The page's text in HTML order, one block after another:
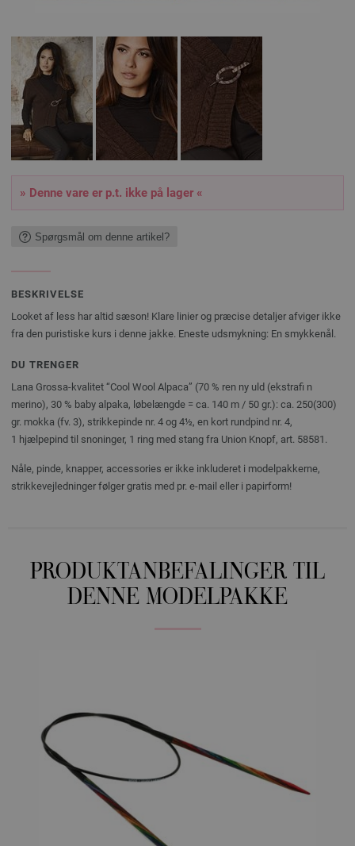
» Denne vare er p.t. ikke på lager «
Spørgsmål om denne artikel?
BESKRIVELSE
Looket af less har altid sæson! Klare linier og præcise detaljer afviger ikke
fra den puristiske kurs i denne jakke. Eneste udsmykning: En smykkenål.
DU TRENGER
Lana Grossa-kvalitet “Cool Wool Alpaca” (70 % ren ny uld (ekstrafi n
merino), 30 % baby alpaka, løbelængde = ca. 140 m / 50 gr.): ca. 250(300)
gr. mokka (fv. 3), strikkepinde nr. 4 og 4½, en kort rundpind nr. 4,
1 hjælpepind til snoninger, 1 ring med stang fra Union Knopf, art. 58581.
Nåle, pinde, knapper, accessories er ikke inkluderet i modelpakkerne,
strikkevejledninger følger gratis med pr. e-mail eller i papirform!
PRODUKTANBEFALINGER TIL
DENNE MODELPAKKE